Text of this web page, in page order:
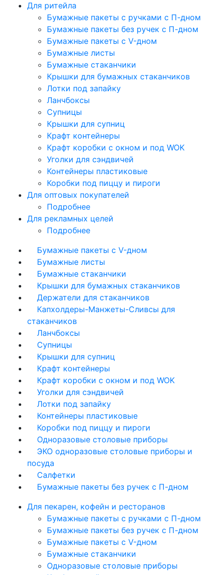
Для ритейла
Бумажные пакеты с ручками с П-дном
Бумажные пакеты без ручек с П-дном
Бумажные пакеты с V-дном
Бумажные листы
Бумажные стаканчики
Крышки для бумажных стаканчиков
Лотки под запайку
Ланчбоксы
Супницы
Крышки для супниц
Крафт контейнеры
Крафт коробки с окном и под WOK
Уголки для сэндвичей
Контейнеры пластиковые
Коробки под пиццу и пироги
Для оптовых покупателей
Подробнее
Для рекламных целей
Подробнее
Бумажные пакеты с V-дном
Бумажные листы
Бумажные стаканчики
Крышки для бумажных стаканчиков
Держатели для стаканчиков
Капхолдеры-Манжеты-Сливсы для
стаканчиков
Ланчбоксы
Супницы
Крышки для супниц
Крафт контейнеры
Крафт коробки с окном и под WOK
Уголки для сэндвичей
Лотки под запайку
Контейнеры пластиковые
Коробки под пиццу и пироги
Одноразовые столовые приборы
ЭКО одноразовые столовые приборы и
посуда
Салфетки
Бумажные пакеты без ручек с П-дном
Для пекарен, кофейн и ресторанов
Бумажные пакеты с ручками с П-дном
Бумажные пакеты без ручек с П-дном
Бумажные пакеты с V-дном
Бумажные стаканчики
Одноразовые столовые приборы